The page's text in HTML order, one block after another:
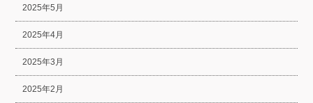
2025年5月
2025年4月
2025年3月
2025年2月